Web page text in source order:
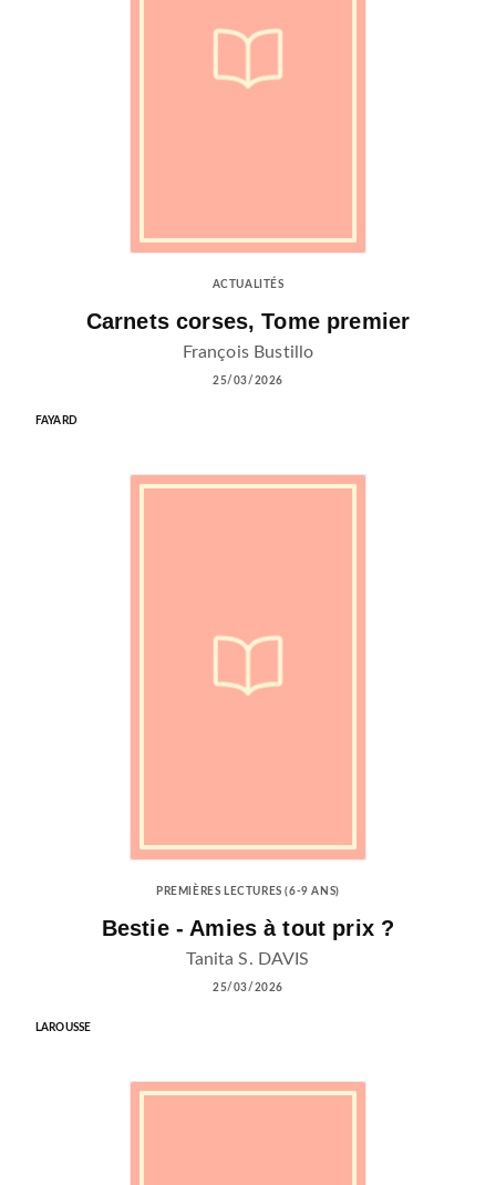
ACTUALITÉS
Carnets corses, Tome premier
François Bustillo
25/03/2026
FAYARD
PREMIÈRES LECTURES (6-9 ANS)
Bestie - Amies à tout prix ?
Tanita S. DAVIS
25/03/2026
LAROUSSE